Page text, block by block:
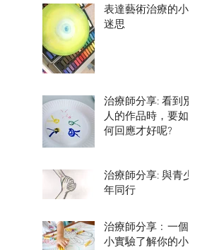
表達藝術治療的小
迷思
治療師分享: 看到別
人的作品時，要如
何回應才好呢?
治療師分享: 與青少
年同行
治療師分享﹕一個
小實驗了解你的小